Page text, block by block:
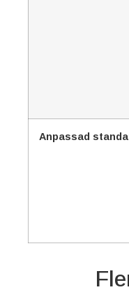
Anpassad